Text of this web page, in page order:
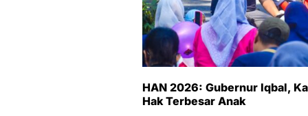
HAN 2026: Gubernur Iqbal,
Hak Terbesar Anak